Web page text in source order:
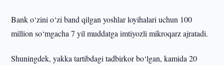
Bank o‘zini o‘zi band qilgan yoshlar loyihalari uchun 100
million so‘mgacha 7 yil muddatga imtiyozli mikroqarz ajratadi.
Shuningdek, yakka tartibdagi tadbirkor bo‘lgan, kamida 20